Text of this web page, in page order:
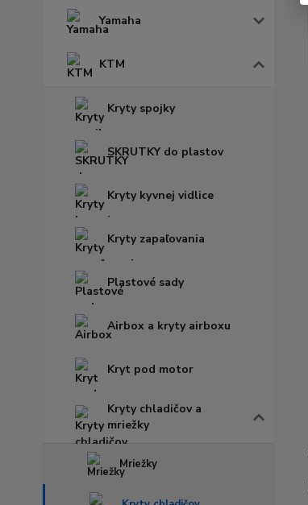
Yamaha
KTM
Kryty spojky
SKRUTKY do plastov
Kryty kyvnej vidlice
Kryty zapaľovania
Plastové sady
Airbox a kryty airboxu
Kryt pod motor
Kryty chladičov a
mriežky
Mriežky